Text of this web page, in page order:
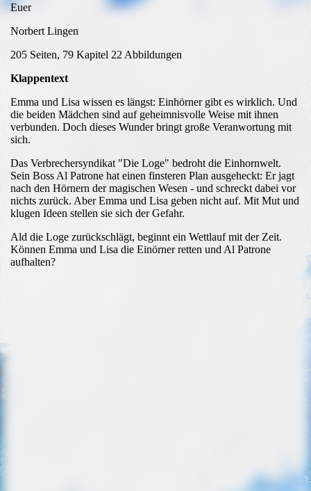
Euer
Norbert Lingen
205 Seiten, 79 Kapitel 22 Abbildungen
Klappentext
Emma und Lisa wissen es längst: Einhörner gibt es wirklich. Und
die beiden Mädchen sind auf geheimnisvolle Weise mit ihnen
verbunden. Doch dieses Wunder bringt große Veranwortung mit
sich.
Das Verbrechersyndikat "Die Loge" bedroht die Einhornwelt.
Sein Boss Al Patrone hat einen finsteren Plan ausgeheckt: Er jagt
nach den Hörnern der magischen Wesen - und schreckt dabei vor
nichts zurück. Aber Emma und Lisa geben nicht auf. Mit Mut und
klugen Ideen stellen sie sich der Gefahr.
Ald die Loge zurückschlägt, beginnt ein Wettlauf mit der Zeit.
Können Emma und Lisa die Einörner retten und Al Patrone
aufhalten?